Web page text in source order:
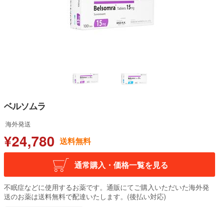
ベルソムラ
海外発送
¥24,780 送料無料
通常購入・価格一覧を見る
不眠症などに使用するお薬です。通販にてご購入いただいた海外発
送のお薬は送料無料で配達いたします。(後払い対応)